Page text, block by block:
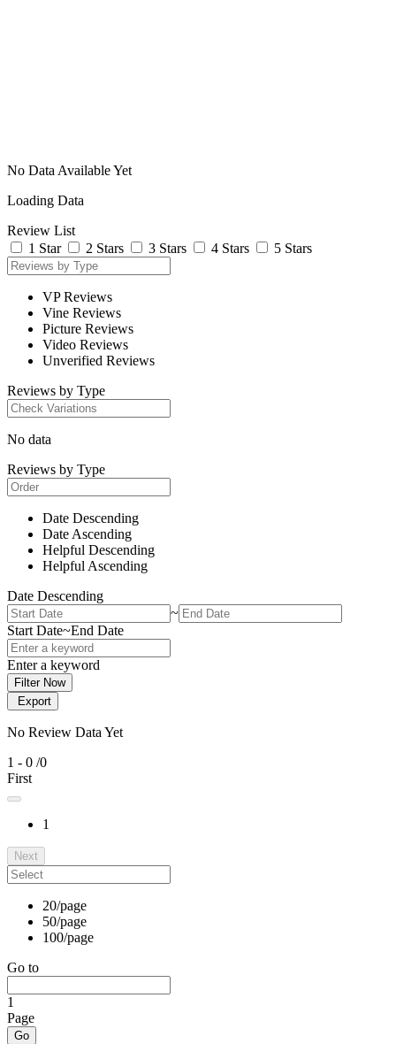
No Data Available Yet
Loading Data
Review List
1 Star
2 Stars 3 Stars 4 Stars 5 Stars
VP Reviews
Vine Reviews
Picture Reviews
Video Reviews
Unverified Reviews
Reviews by Type
No data
Reviews by Type
Date Descending
Date Ascending
Helpful Descending
Helpful Ascending
Date Descending
~
Start Date~End Date
Enter a keyword
Filter Now
Export
No Review Data Yet
1 - 0 /0
First
1
Next
20/page
50/page
100/page
Go to
1
Page
Go